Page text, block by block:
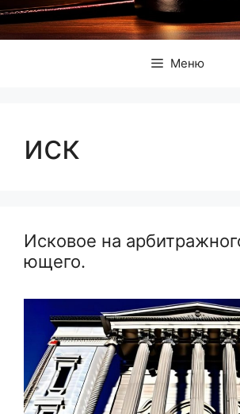
Меню
иск
Исковое на
ющего.